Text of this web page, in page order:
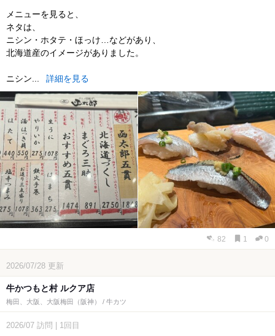
メニューを見ると、
ネタは、
ニシン・ホタテ・ほっけ…などがあり、
北海道産のイメージがありました。
ニシン... 詳細を見る
82 1 0
2026/07/28 更新
牛かつもと村 ルクア店
梅田、大阪、大阪梅田（阪神） / 牛カツ
2026/07 訪問 1回目